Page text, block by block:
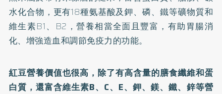
水化合物，更有18種氨基酸及鉀、磷、鐵等礦物質和
維生素B1、B2，營養相當全面且豐富，有助胃腸消
化、增強造血和調節免疫力的功能。
紅豆營養價值也很高，除了有高含量的膳食纖維和蛋
白質，還富含維生素B、C、E、鉀、鎂、鐵、鋅等營